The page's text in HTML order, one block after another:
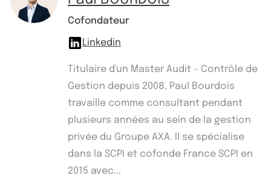
Cofondateur
Linkedin
Titulaire d'un Master Audit - Contrôle de
Gestion depuis 2008, Paul Bourdois
travaille comme consultant pendant
plusieurs années au sein de la gestion
privée du Groupe AXA. Il se spécialise
dans la SCPI et cofonde France SCPI en
2015 avec...